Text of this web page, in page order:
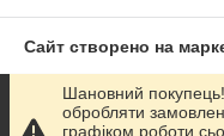
Сайт створено на
Політика
Шановний
обробляти
графіком роботи